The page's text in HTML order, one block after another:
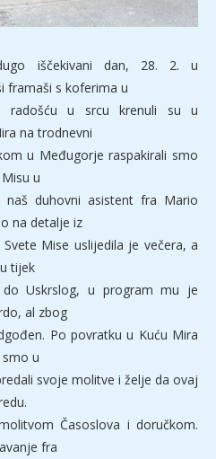
iščekivani dan, 28. 2. u
framaši s koferima u
u srcu krenuli su u
na trodnevni
u Međugorje raspakirali smo
u
naš duhovni asistent fra Mario
na detalje iz
Mise uslijedila je večera, a
tijek
Uskrslog, u program mu je
al zbog
Po povratku u Kuću Mira
u
svoje molitve i želje da ovaj
Časoslova i doručkom.
fra